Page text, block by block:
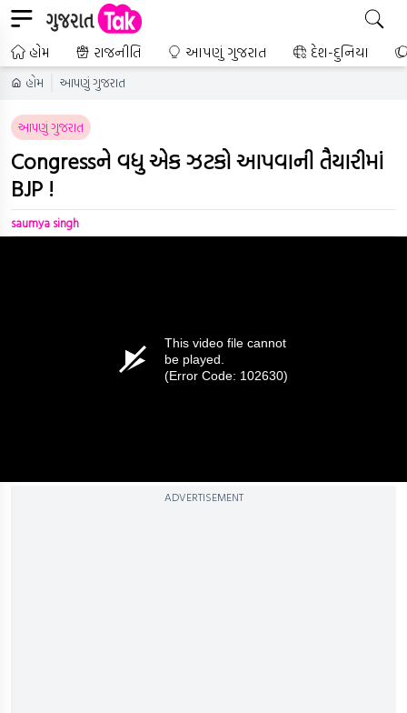
હોમ રાજનીતિ આપણું ગુજરાત દેશ-દુનિયા
હોમ આપણું ગુજરાત
આપણું ગુજરાત
Congressને વધુ એક ઝટકો આપવાની તૈયારીમાં
BJP !
saumya singh
This video file cannot
be played.
(Error Code: 102630)
ADVERTISEMENT